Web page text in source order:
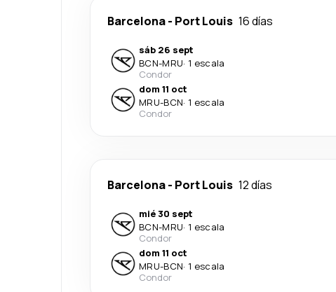
Barcelona- Port Louis 16 días
sáb 26 sept
BCN-MRU· 1 escala
Condor
dom 11 oct
MRU-BCN· 1 escala
Condor
Barcelona- Port Louis 12 días
mié 30 sept
BCN-MRU· 1 escala
Condor
dom 11 oct
MRU-BCN· 1 escala
Condor